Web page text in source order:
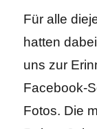
Für alle
hatten
uns zur
Facebook-
Fotos. Die